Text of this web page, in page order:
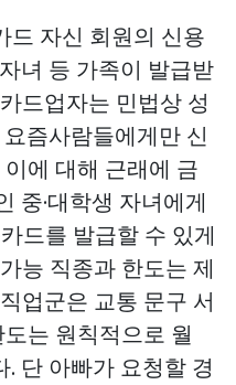
드 자신 회원의 신용
녀 등 가족이 발급받
드업자는 민법상 성
즘사람들에게만 신
에 대해 근래에 금
중·대학생 자녀에게
드를 발급할 수 있게
능 직종과 한도는 제
업군은 교통 문구 서
는 원칙적으로 월
. 단 아빠가 요청할 경